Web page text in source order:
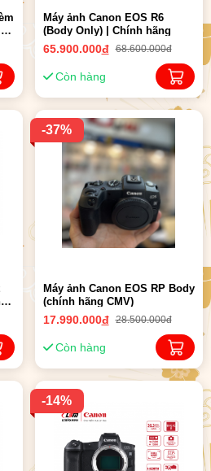
Máy ảnh Canon EOS R6
(Body Only) | Chính hãng
65.900.000đ 68.600.000đ
Còn hàng
-37%
Máy ảnh Canon EOS RP Body
(chính hãng CMV)
17.990.000đ 28.500.000đ
Còn hàng
-14%